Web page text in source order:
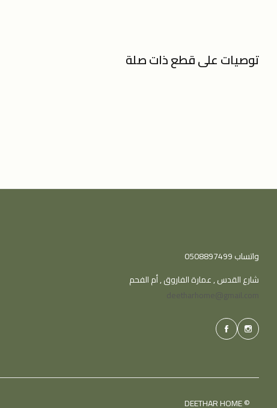
توصيات على قطع ذات صلة
واتساب 0508897499
شارع القدس , عمارة الفاروق , أم الفحم
© DEETHAR HOME